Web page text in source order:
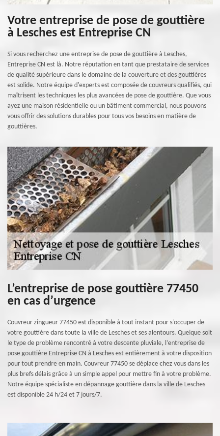
Votre entreprise de pose de gouttière
à Lesches est Entreprise CN
Si vous recherchez une entreprise de pose de gouttière à Lesches,
Entreprise CN est là. Notre réputation en tant que prestataire de services
de qualité supérieure dans le domaine de la couverture et des gouttières
est solide. Notre équipe d'experts est composée de couvreurs qualifiés, qui
maîtrisent les techniques les plus avancées de pose de gouttière. Que vous
ayez une maison résidentielle ou un bâtiment commercial, nous pouvons
vous offrir des solutions durables pour tous vos besoins en matière de
gouttières.
L’entreprise de pose gouttière 77450
en cas d’urgence
Couvreur zingueur 77450 est disponible à tout instant pour s'occuper de
votre gouttière dans toute la ville de Lesches et ses alentours. Quelque soit
le type de problème rencontré à votre descente pluviale, l’entreprise de
pose gouttière Entreprise CN à Lesches est entièrement à votre disposition
pour tout prendre en main. Couvreur 77450 se déplace chez vous dans les
plus brefs délais grâce à un simple appel pour mettre fin à votre problème.
Notre équipe spécialiste en dépannage gouttière dans la ville de Lesches
est disponible 24 h/24 et 7 jours/7.